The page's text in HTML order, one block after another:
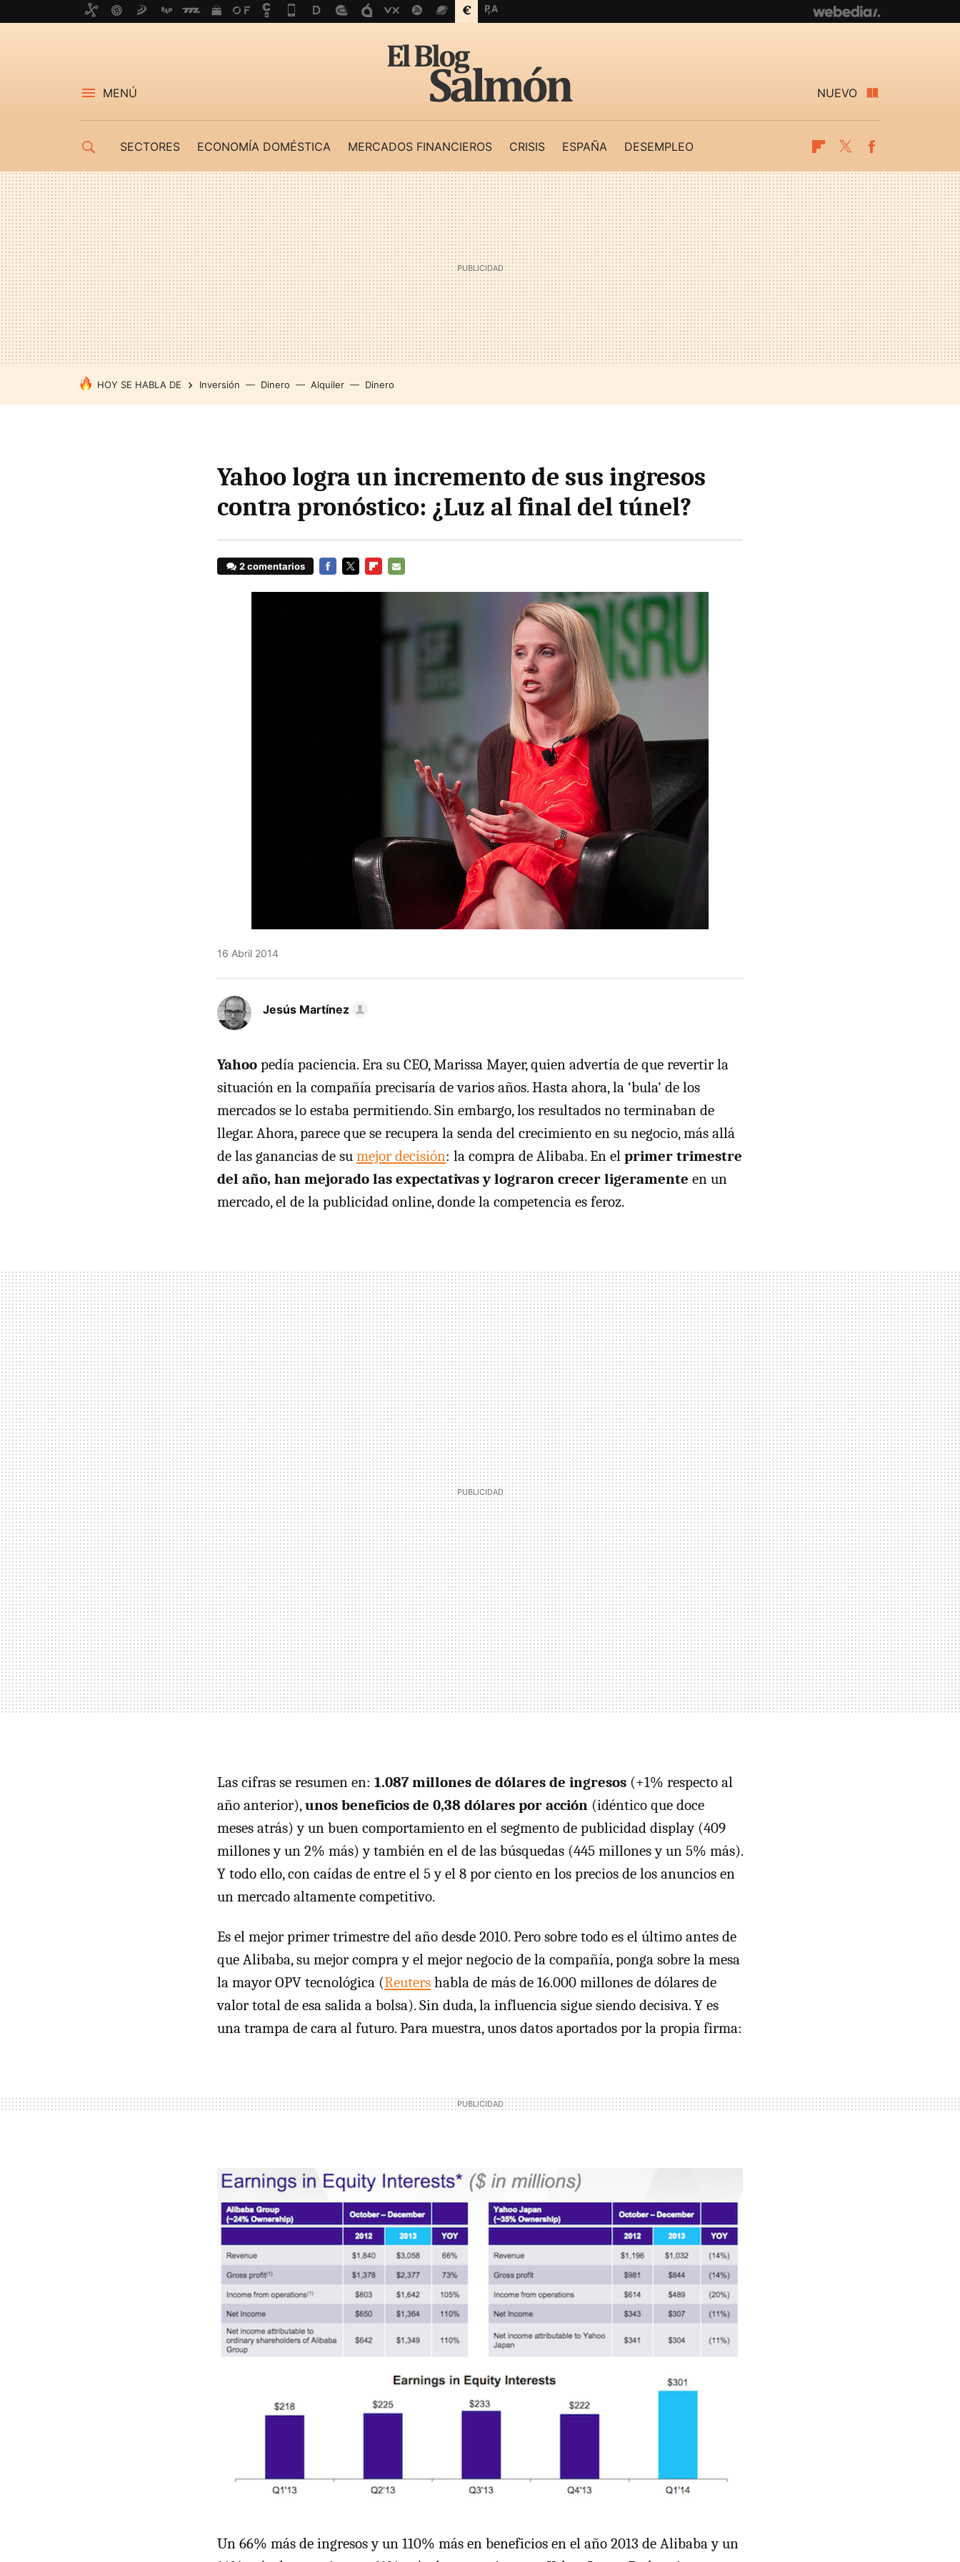
MENÚ NUEVO
SECTORES ECONOMÍA DOMÉSTICA MERCADOS FINANCIEROS CRISIS ESPAÑA DESEMPLEO Flipboard
Twitter
HOY SE HABLA DE Inversión Dinero Alquiler Dinero
Yahoo logra un incremento de sus ingresos
contra pronóstico: ¿Luz al final del túnel?
2 comentarios
16 Abril 2014
Jesús Martínez
Yahoo pedía paciencia. Era su CEO, Marissa Mayer, quien advertía de que revertir la
situación en la compañía precisaría de varios años. Hasta ahora, la ‘bula’ de los
mercados se lo estaba permitiendo. Sin embargo, los resultados no terminaban de
llegar. Ahora, parece que se recupera la senda del crecimiento en su negocio, más allá
de las ganancias de su mejor decisión: la compra de Alibaba. En el primer trimestre
del año, han mejorado las expectativas y lograron crecer ligeramente en un
mercado, el de la publicidad online, donde la competencia es feroz.
Las cifras se resumen en: 1.087 millones de dólares de ingresos (+1% respecto al
año anterior),unos beneficios de 0,38 dólares por acción (idéntico que doce
meses atrás) y un buen comportamiento en el segmento de publicidad display (409
millones y un 2% más) y también en el de las búsquedas (445 millones y un 5% más).
Y todo ello, con caídas de entre el 5 y el 8 por ciento en los precios de los anuncios en
un mercado altamente competitivo.
Es el mejor primer trimestre del año desde 2010. Pero sobre todo es el último antes de
que Alibaba, su mejor compra y el mejor negocio de la compañía, ponga sobre la mesa
la mayor OPV tecnológica (Reuters habla de más de 16.000 millones de dólares de
valor total de esa salida a bolsa). Sin duda, la influencia sigue siendo decisiva. Y es
una trampa de cara al futuro. Para muestra, unos datos aportados por la propia firma:
Un 66% más de ingresos y un 110% más en beneficios en el año 2013 de Alibaba y un